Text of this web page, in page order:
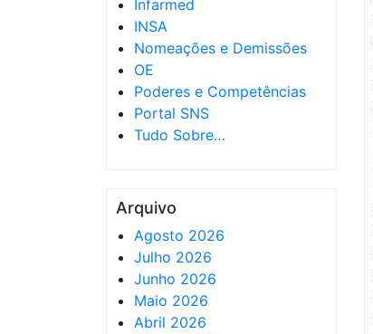
Infarmed
INSA
Nomeações e Demissões
OE
Poderes e Competências
Portal SNS
Tudo Sobre…
Arquivo
Agosto 2026
Julho 2026
Junho 2026
Maio 2026
Abril 2026